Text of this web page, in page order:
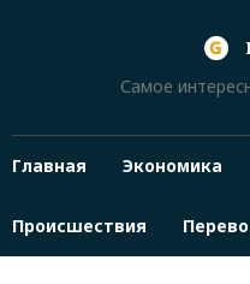
Самое
Главная Экономика
Происшествия